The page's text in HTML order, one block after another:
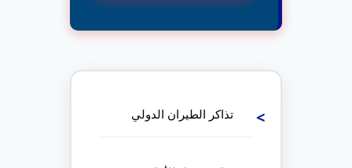
تذاكر الطيران الدولي